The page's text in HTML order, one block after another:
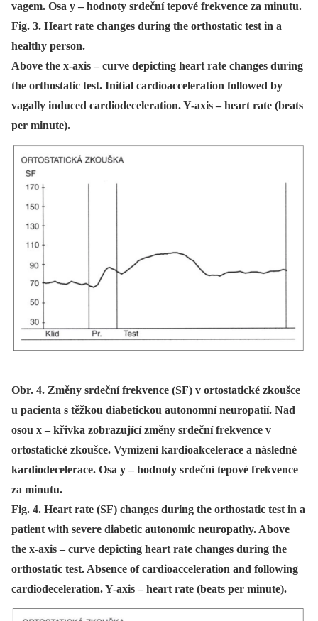
vagem. Osa y – hodnoty srdeční tepové frekvence za minutu.
Fig. 3. Heart rate changes during the orthostatic test in a
healthy person.
Above the x-axis – curve depicting heart rate changes during
the orthostatic test. Initial cardioacceleration followed by
vagally induced cardiodeceleration. Y-axis – heart rate (beats
per minute).
Obr. 4. Změny srdeční frekvence (SF) v ortostatické zkoušce
u pacienta s těžkou diabetickou autonomní neuropatií. Nad
osou x – křivka zobrazující změny srdeční frekvence v
ortostatické zkoušce. Vymizení kardioakcelerace a následné
kardiodecelerace. Osa y – hodnoty srdeční tepové frekvence
za minutu.
Fig. 4. Heart rate (SF) changes during the orthostatic test in a
patient with severe diabetic autonomic neuropathy. Above
the x-axis – curve depicting heart rate changes during the
orthostatic test. Absence of cardioacceleration and following
cardiodeceleration. Y-axis – heart rate (beats per minute).